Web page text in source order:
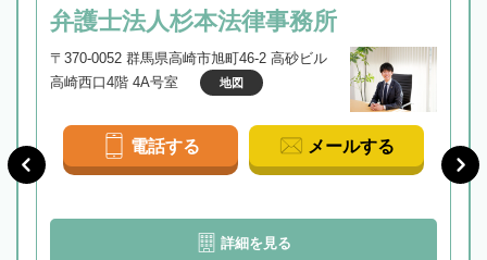
弁護士法人杉本法律事務所
〒370-0052 群馬県高崎市旭町46-2 高砂ビル
高崎西口4階 4A号室
地図
電話する メールする
詳細を見る